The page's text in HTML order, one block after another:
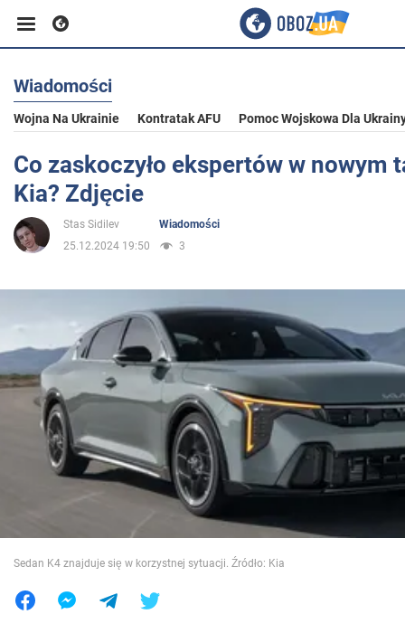
Biznes
Sport
Rozrywka
Społeczeństwo
Wojna na Ukrainie
Jedzenie
Wiadomości
Wojna Na Ukrainie Kontratak AFU Pomoc Wojskowa Dla
Co zaskoczyło ekspertów w nowym
Kia? Zdjęcie
Stas Sidilev
Wiadomości
25.12.2024 19:50
3
Sedan K4 znajduje się w korzystnej sytuacji. Źródło: Kia